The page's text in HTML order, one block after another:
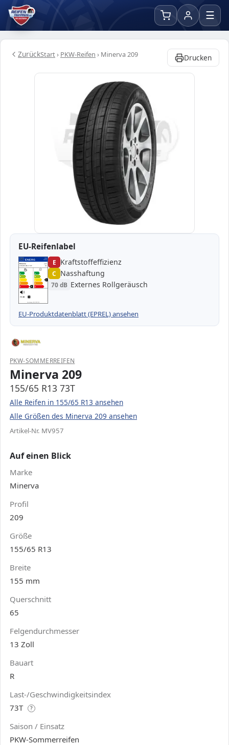
☰
ZurückStart› PKW-Reifen › Minerva 209 Drucken
EU-Reifenlabel
ENERG 1000000
Minerva MV957
155/65 R13 73T C1
A
B
C
D
E
E
A
B
C
C
D
E
70 dB B
Verordnung (EU) 2020/740
E Kraftstoffeffizienz
C Nasshaftung
70 dB Externes Rollgeräusch
EU-Produktdatenblatt (EPREL) ansehen
PKW-SOMMERREIFEN
Minerva 209
155/65 R13 73T
Alle Reifen in 155/65 R13 ansehen
Alle Größen des Minerva 209 ansehen
Artikel-Nr. MV957
Auf einen Blick
Marke
Minerva
Profil
209
Größe
155/65 R13
Breite
155 mm
Querschnitt
65
Felgendurchmesser
13 Zoll
Bauart
R
Last-/Geschwindigkeitsindex
73T
?
Saison / Einsatz
PKW-Sommerreifen